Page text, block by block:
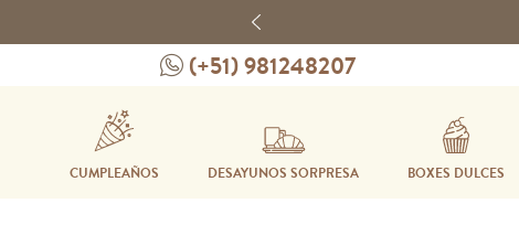
Previous
(+51) 981248207
CUMPLEAÑOS DESAYUNOS SORPRESA BOXES DULCES